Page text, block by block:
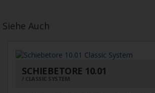
Siehe Auch
SCHIEBETORE 10.01
CLASSIC SYSTEM